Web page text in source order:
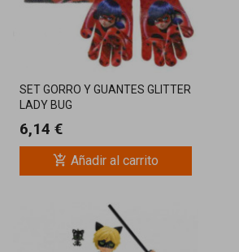
SET GORRO Y GUANTES GLITTER
LADY BUG
6,14 €
add_shopping_cart Añadir al carrito